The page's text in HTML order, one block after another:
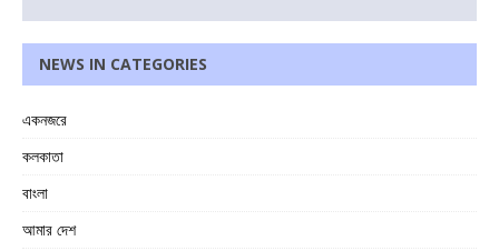
NEWS IN CATEGORIES
একনজরে
কলকাতা
বাংলা
আমার দেশ